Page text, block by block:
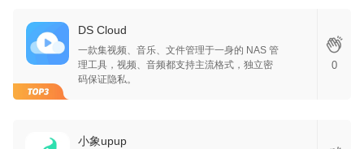
DS Cloud
一款集视频、音乐、文件管理于一身的 NAS 管
理工具，视频、音频都支持主流格式，独立密
码保证隐私。
0
小象upup